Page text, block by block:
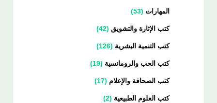
المهارات 53
كتب الإثارة والتشويق 42
كتب التنمية البشرية 126
كتب الحب والرومانسية 19
كتب الصحافة والإعلام 17
كتب العلوم الطبيعية 2